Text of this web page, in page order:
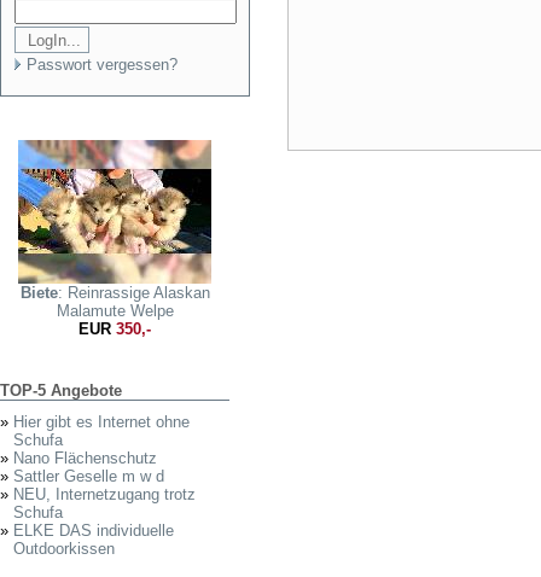
Passwort vergessen?
Biete: Reinrassige Alaskan
Malamute Welpe
EUR 350,-
TOP-5 Angebote
» Hier gibt es Internet ohne
Schufa
» Nano Flächenschutz
» Sattler Geselle m w d
» NEU, Internetzugang trotz
Schufa
» ELKE DAS individuelle
Outdoorkissen